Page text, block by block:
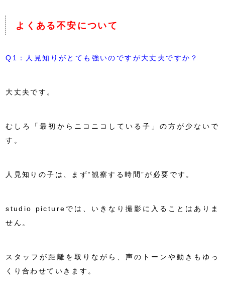
よくある不安について
Q1：人見知りがとても強いのですが大丈夫ですか？
大丈夫です。
むしろ「最初からニコニコしている子」の方が少ないで
す。
人見知りの子は、まず“観察する時間”が必要です。
studio pictureでは、いきなり撮影に入ることはありま
せん。
スタッフが距離を取りながら、声のトーンや動きもゆっ
くり合わせていきます。